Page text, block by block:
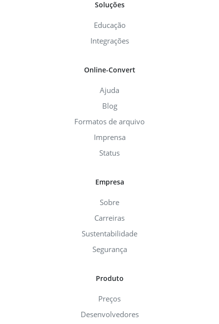
Soluções
Educação
Integrações
Online-Convert
Ajuda
Blog
Formatos de arquivo
Imprensa
Status
Empresa
Sobre
Carreiras
Sustentabilidade
Segurança
Produto
Preços
Desenvolvedores